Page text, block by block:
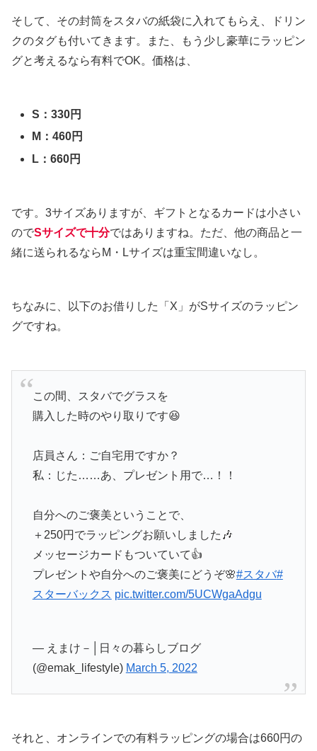
そして、その封筒をスタバの紙袋に入れてもらえ、ドリン
クのタグも付いてきます。また、もう少し豪華にラッピン
グと考えるなら有料でOK。価格は、
S：330円
M：460円
L：660円
です。3サイズありますが、ギフトとなるカードは小さい
のでSサイズで十分ではありますね。ただ、他の商品と一
緒に送られるならM・Lサイズは重宝間違いなし。
ちなみに、以下のお借りした「X」がSサイズのラッピン
グですね。
この間、スタバでグラスを
購入した時のやり取りです😆
店員さん：ご自宅用ですか？
私：じた……あ、プレゼント用で…！！
自分へのご褒美ということで、
＋250円でラッピングお願いしました🎶
メッセージカードもついていて👍
プレゼントや自分へのご褒美にどうぞ🌸#スタバ#
スターバックス pic.twitter.com/5UCWgaAdgu
— えまけ－│日々の暮らしブログ
(@emak_lifestyle) March 5, 2022
それと、オンラインでの有料ラッピングの場合は660円の